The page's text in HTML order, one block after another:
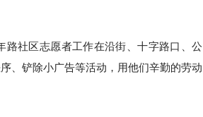
路社区志愿者工作在沿街、十字路口、公
、铲除小广告等活动，用他们辛勤的劳动